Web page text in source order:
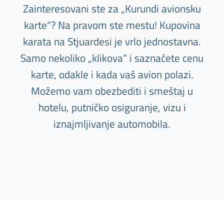
Zainteresovani ste za „Kurundi avionsku
karte“? Na pravom ste mestu! Kupovina
karata na Stjuardesi je vrlo jednostavna.
Samo nekoliko „klikova“ i saznaćete cenu
karte, odakle i kada vaš avion polazi.
Možemo vam obezbediti i smeštaj u
hotelu, putničko osiguranje, vizu i
iznajmljivanje automobila.